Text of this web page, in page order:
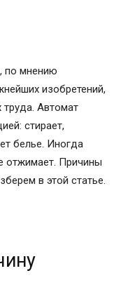
по мнению
изобретений,
труда. Автомат
стирает,
белье. Иногда
отжимает. Причины
в этой статье.